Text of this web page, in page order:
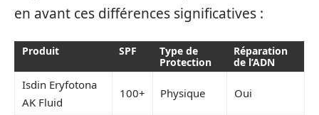
en avant ces différences significatives :
Produit SPF
Type de
Protection
Réparation
de l’ADN
Isdin Eryfotona
AK Fluid
100+ Physique Oui